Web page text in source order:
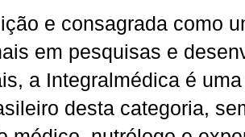
e consagrada como
em pesquisas e
a Integralmédica é
desta categoria,